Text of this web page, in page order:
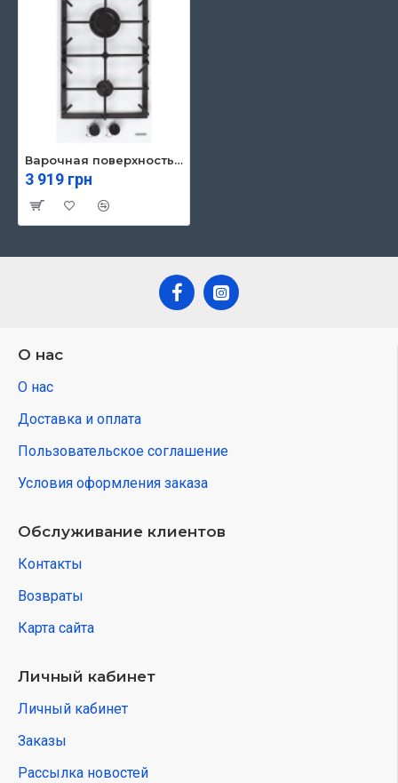
Варочная поверхность Eleyus CABO 30 WH CF
3 919 грн
О нас
О нас
Доставка и оплата
Пользовательское соглашение
Условия оформления заказа
Обслуживание клиентов
Контакты
Возвраты
Карта сайта
Личный кабинет
Личный кабинет
Заказы
Рассылка новостей